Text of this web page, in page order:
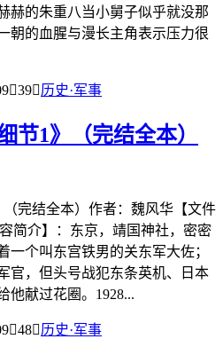
赫的朱重八当小舅子似乎就没那
朝的血腥与漫长主角表示压力很
39历史·军事
节1》（完结全本）
（完结全本）作者：魏风华【文件
简介】：东京，靖国神社，密密
一个叫东宫铁男的关东军大佐；
官，但头号战犯东条英机、日本
他献过花圈。1928...
48历史·军事